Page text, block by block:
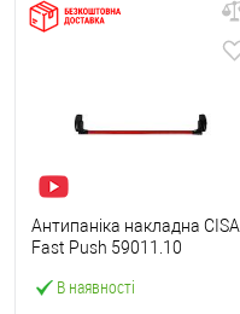
В наявності
Антипаніка накладна CISA
Fast Push 59011.10
штангою 900 мм червона